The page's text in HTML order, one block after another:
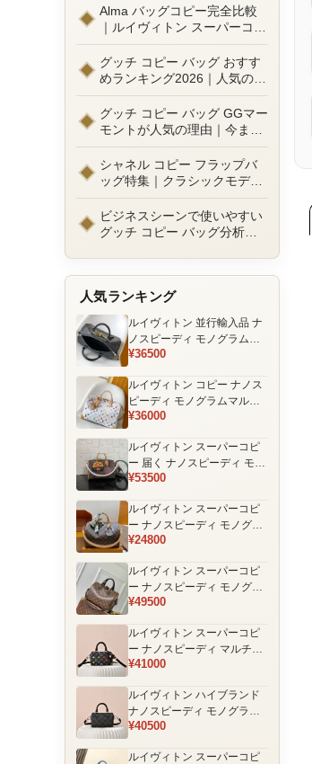
底ガイドとリアルコーデ例
Alma バッグコピー完全比較
｜ルイヴィトン スーパーコピ
ーで叶えるエレガントな日常
グッチ コピー バッグ おすす
めランキング2026｜人気の
GGマーモントから定番モデ
ルまで徹底比較！コピーバッ
グ通販の選び方
グッチ コピー バッグ GGマー
モントが人気の理由｜今また
選ばれる定番ラグジュアリー
バッグとは
シャネル コピー フラップバ
ッグ特集｜クラシックモデル
の魅力と永遠に愛される理由
ビジネスシーンで使いやすい
グッチ コピー バッグ分析｜
人気ランキング
ルイヴィトン 並行輸入品 ナ
ノスピーディ モノグラムエ
クリプス ブラック チェーン
¥36500
ルイヴィトン コピー ナノス
ピーディ モノグラムマルチ
カラー ホワイト ゴールド金
バッグ
¥36000
ルイヴィトン スーパーコピ
ー 届く ナノスピーディ モノ
グラム ポーチ付き ミニボス
品
¥53500
ルイヴィトン スーパーコピ
ー ナノスピーディ モノグラ
ム 編み込みストラップ ミニ
気モデル
¥24800
ルイヴィトン スーパーコピ
ー ナノスピーディ モノグラ
ム ブラックハンドル 2WAY
¥49500
ルイヴィトン スーパーコピ
ー ナノスピーディ マルチカ
ラーモノグラム ミニボスト
ス
¥41000
ルイヴィトン ハイブランド
ナノスピーディ モノグラム
シャドウ 2WAYミニバッグ
¥40500
ルイヴィトン スーパーコピ